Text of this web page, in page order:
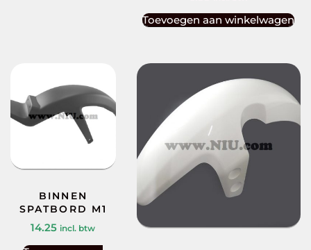
Toevoegen aan winkelwagen
BINNEN
SPATBORD M1
14.25 incl. btw